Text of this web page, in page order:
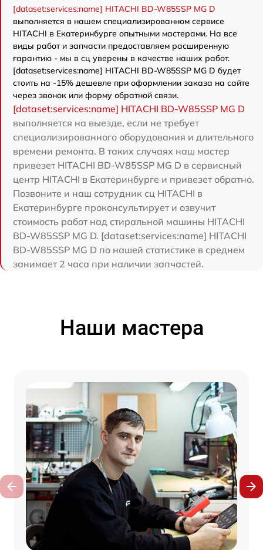
[dataset:services:name] HITACHI BD-W85SSP MG D
выполняется в нашем специализированном сервисе
HITACHI в Екатеринбурге опытными мастерами. На все
виды работ и запчасти предоставляем расширенную
гарантию - мы в сц уверены в качестве наших работ.
[dataset:services:name] HITACHI BD-W85SSP MG D будет
стоить на -15% дешевле при оформлении заказа на сайте
через звонок или форму обратной связи.
[dataset:services:name] HITACHI BD-W85SSP MG D
выполняется на выезде, если не требует
специализированного оборудования и длительного
времени ремонта. В таких случаях наш мастер
привезет HITACHI BD-W85SSP MG D в сервисный
центр HITACHI в Екатеринбурге и привезет обратно.
Позвоните и наш сотрудник сц HITACHI в
Екатеринбурге проконсультирует и озвучит
стоимость работ над стиральной машины HITACHI
BD-W85SSP MG D. [dataset:services:name] HITACHI
BD-W85SSP MG D по нашей статистике в среднем
занимает 2 часа при наличии запчастей.
Наши мастера